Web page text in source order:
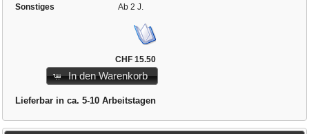
Sonstiges
Ab 2 J.
CHF 15.50
In den Warenkorb
Lieferbar in ca. 5-10 Arbeitstagen